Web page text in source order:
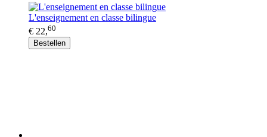
L'enseignement en classe bilingue
€ 22,60
Bestellen